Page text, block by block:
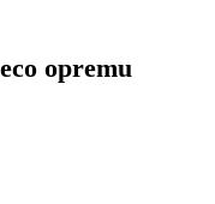
opremu